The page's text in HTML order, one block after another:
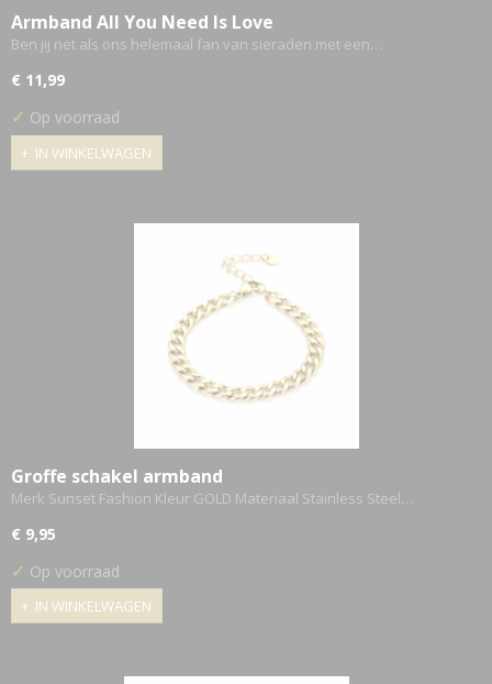
Armband All You Need Is Love
Ben jij net als ons helemaal fan van sieraden met een…
€ 11,99
✓ Op voorraad
IN WINKELWAGEN
Groffe schakel armband
Merk Sunset Fashion Kleur GOLD Materiaal Stainless Steel…
€ 9,95
✓ Op voorraad
IN WINKELWAGEN